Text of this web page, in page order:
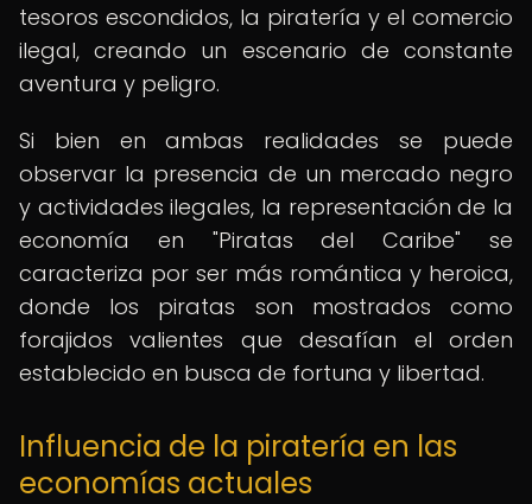
tesoros escondidos, la piratería y el comercio
ilegal, creando un escenario de constante
aventura y peligro.
Si bien en ambas realidades se puede
observar la presencia de un mercado negro
y actividades ilegales, la representación de la
economía en "Piratas del Caribe" se
caracteriza por ser más romántica y heroica,
donde los piratas son mostrados como
forajidos valientes que desafían el orden
establecido en busca de fortuna y libertad.
Influencia de la piratería en las
economías actuales